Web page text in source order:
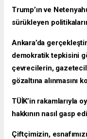
Trump’ın ve
sürükleyen
Ankara’da
demokratik tepkisini
çevrecilerin,
gözaltına alınmasını
TÜİK’in rakamlarıyla
hakkının nasıl gasp
Çiftçimizin,